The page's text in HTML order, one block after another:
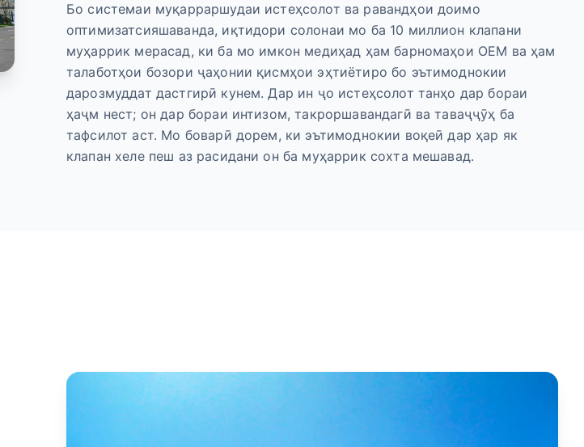
Бо системаи муқарраршудаи истеҳсолот ва равандҳои доимо
оптимизатсияшаванда, иқтидори солонаи мо ба 10 миллион клапани
муҳаррик мерасад, ки ба мо имкон медиҳад ҳам барномаҳои OEM ва ҳам
талаботҳои бозори ҷаҳонии қисмҳои эҳтиётиро бо эътимоднокии
дарозмуддат дастгирӣ кунем. Дар ин ҷо истеҳсолот танҳо дар бораи
ҳаҷм нест; он дар бораи интизом, такроршавандагӣ ва таваҷҷӯҳ ба
тафсилот аст. Мо боварӣ дорем, ки эътимоднокии воқеӣ дар ҳар як
клапан хеле пеш аз расидани он ба муҳаррик сохта мешавад.